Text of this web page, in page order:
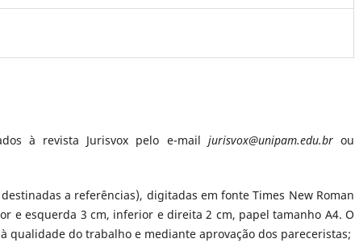
à revista Jurisvox pelo e-mail jurisvox@unipam.edu.brou
a referências), digitadas em fonte Times New Roman
e esquerda 3 cm, inferior e direita 2 cm, papel tamanho A4. O
do trabalho e mediante aprovação dos pareceristas;